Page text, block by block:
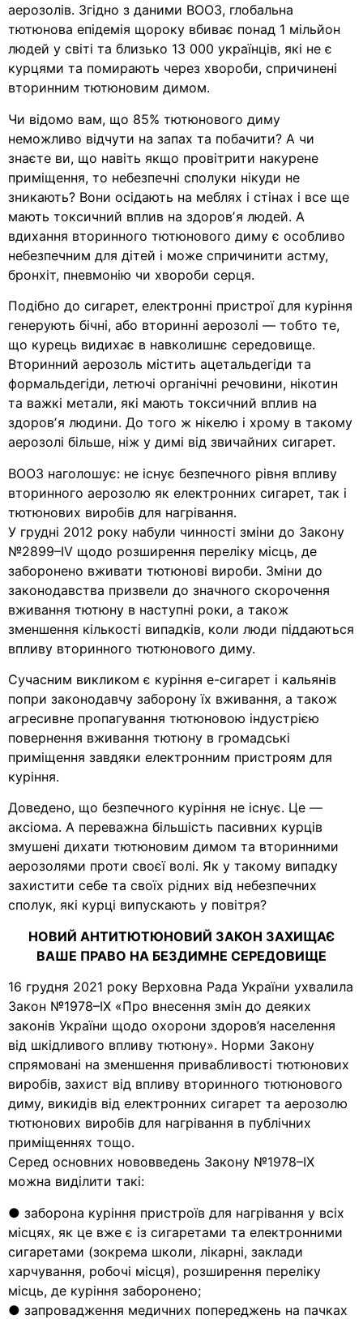
аерозолів. Згідно з даними ВООЗ, глобальна
тютюнова епідемія щороку вбиває понад 1 мільйон
людей у світі та близько 13 000 українців, які не є
курцями та помирають через хвороби, спричинені
вторинним тютюновим димом.
Чи відомо вам, що 85% тютюнового диму
неможливо відчути на запах та побачити? А чи
знаєте ви, що навіть якщо провітрити накурене
приміщення, то небезпечні сполуки нікуди не
зникають? Вони осідають на меблях і стінах і все ще
мають токсичний вплив на здоровʼя людей. А
вдихання вторинного тютюнового диму є особливо
небезпечним для дітей і може спричинити астму,
бронхіт, пневмонію чи хвороби серця.
Подібно до сигарет, електронні пристрої для куріння
генерують бічні, або вторинні аерозолі — тобто те,
що курець видихає в навколишнє середовище.
Вторинний аерозоль містить ацетальдегіди та
формальдегіди, летючі органічні речовини, нікотин
та важкі метали, які мають токсичний вплив на
здоровʼя людини. До того ж нікелю і хрому в такому
аерозолі більше, ніж у димі від звичайних сигарет.
ВООЗ наголошує: не існує безпечного рівня впливу
вторинного аерозолю як електронних сигарет, так і
тютюнових виробів для нагрівання.
У грудні 2012 року набули чинності зміни до Закону
№2899–IV щодо розширення переліку місць, де
заборонено вживати тютюнові вироби. Зміни до
законодавства призвели до значного скорочення
вживання тютюну в наступні роки, а також
зменшення кількості випадків, коли люди піддаються
впливу вторинного тютюнового диму.
Сучасним викликом є куріння е-сигарет і кальянів
попри законодавчу заборону їх вживання, а також
агресивне пропагування тютюновою індустрією
повернення вживання тютюну в громадські
приміщення завдяки електронним пристроям для
куріння.
Доведено, що безпечного куріння не існує. Це —
аксіома. А переважна більшість пасивних курців
змушені дихати тютюновим димом та вторинними
аерозолями проти своєї волі. Як у такому випадку
захистити себе та своїх рідних від небезпечних
сполук, які курці випускають у повітря?
НОВИЙ АНТИТЮТЮНОВИЙ ЗАКОН ЗАХИЩАЄ
ВАШЕ ПРАВО НА БЕЗДИМНЕ СЕРЕДОВИЩЕ
16 грудня 2021 року Верховна Рада України ухвалила
Закон №1978–IX «Про внесення змін до деяких
законів України щодо охорони здоров’я населення
від шкідливого впливу тютюну». Норми Закону
спрямовані на зменшення привабливості тютюнових
виробів, захист від впливу вторинного тютюнового
диму, викидів від електронних сигарет та аерозолю
тютюнових виробів для нагрівання в публічних
приміщеннях тощо.
Серед основних нововведень Закону №1978–IX
можна виділити такі:
● заборона куріння пристроїв для нагрівання у всіх
місцях, як це вже є із сигаретами та електронними
сигаретами (зокрема школи, лікарні, заклади
харчування, робочі місця), розширення переліку
місць, де куріння заборонено;
● запровадження медичних попереджень на пачках